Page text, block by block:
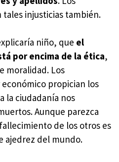
injusticias también.
niño, que el
por encima de la ética,
moralidad. Los
propician los
la ciudadanía nos
Aunque parezca
de los otros es
ajedrez del mundo.